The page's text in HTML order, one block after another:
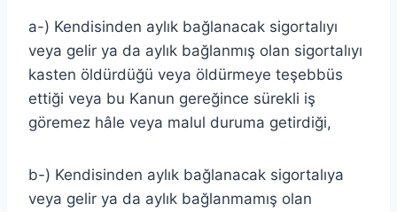
a-) Kendisinden aylık bağlanacak sigortalıyı
veya gelir ya da aylık bağlanmış olan sigortalıyı
kasten öldürdüğü veya öldürmeye teşebbüs
ettiği veya bu Kanun gereğince sürekli iş
göremez hâle veya malul duruma getirdiği,
b-) Kendisinden aylık bağlanacak sigortalıya
veya gelir ya da aylık bağlanmamış olan